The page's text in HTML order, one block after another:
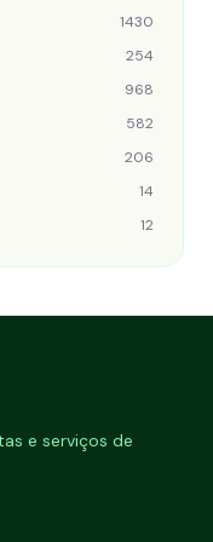
1430
254
968
582
206
14
12
e serviços de